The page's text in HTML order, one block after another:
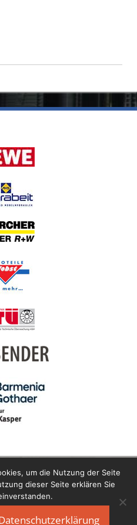
um die Nutzung der Seite
dieser Seite erklären Sie